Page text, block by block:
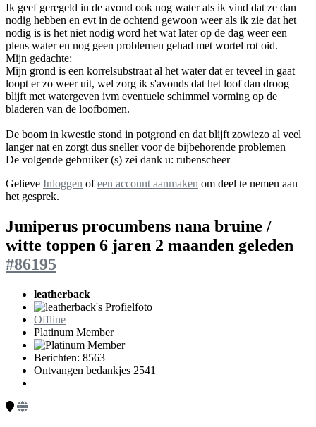
Ik geef geregeld in de avond ook nog water als ik vind dat ze dan
nodig hebben en evt in de ochtend gewoon weer als ik zie dat het
nodig is is het niet nodig word het wat later op de dag weer een
plens water en nog geen problemen gehad met wortel rot oid.
Mijn gedachte:
Mijn grond is een korrelsubstraat al het water dat er teveel in gaat
loopt er zo weer uit, wel zorg ik s'avonds dat het loof dan droog
blijft met watergeven ivm eventuele schimmel vorming op de
bladeren van de loofbomen.
De boom in kwestie stond in potgrond en dat blijft zowiezo al veel
langer nat en zorgt dus sneller voor de bijbehorende problemen
De volgende gebruiker (s) zei dank u: rubenscheer
Gelieve Inloggen ofeen account aanmaken om deel te nemen aan
het gesprek.
Juniperus procumbens nana bruine /
witte toppen 6 jaren 2 maanden geleden
#86195
leatherback
Offline
Platinum Member
Berichten: 8563
Ontvangen bedankjes 2541